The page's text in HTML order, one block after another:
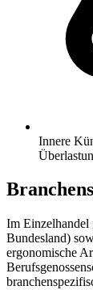
Innere
Im Einzelhandel
Bundesland)
ergonomische